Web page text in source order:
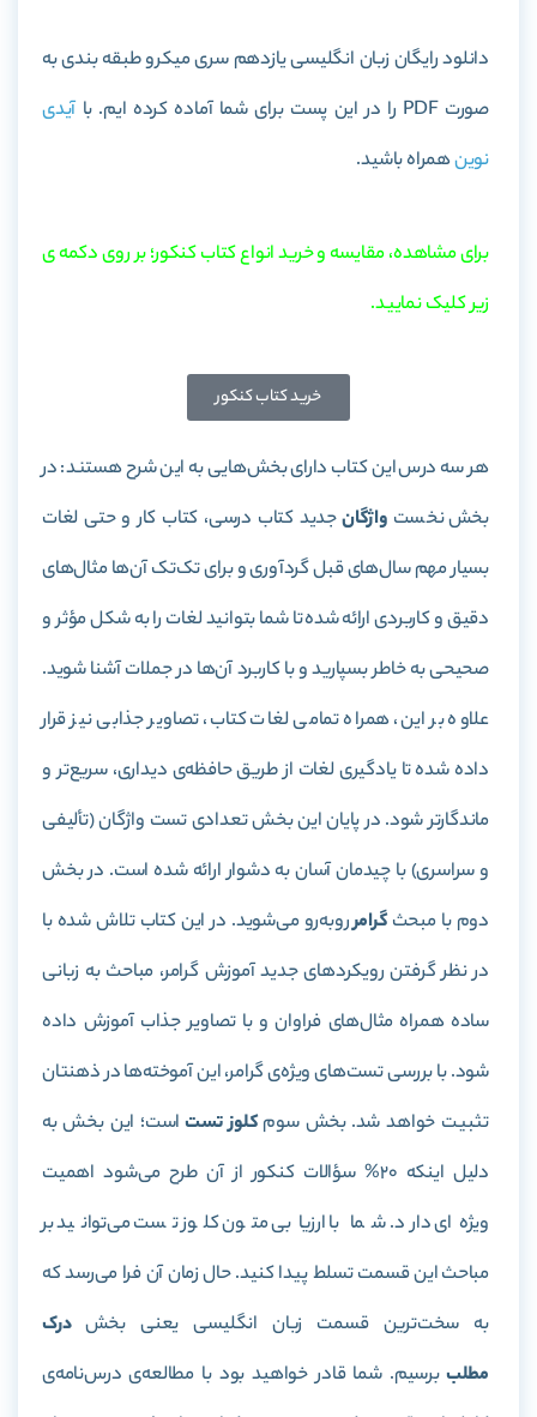
دانلود رایگان زبان انگلیسی یازدهم سری میکرو طبقه بندی به
صورت PDF را در این پست برای شما آماده کرده ایم. با
آیدی
نوینهمراه باشید.
برای مشاهده، مقایسه و خرید انواع کتاب کنکور؛ بر روی دکمه ی
زیر کلیک نمایید.
خرید کتاب کنکور
هر سه درس این کتاب دارای بخش‌هایی به این شرح هستند: در
بخش نخست واژگانجدید کتاب درسی، کتاب کار و حتی لغات
بسیار مهم سال‌های قبل گردآوری و برای تک‌تک آن‌ها مثال‌های
دقیق و کاربردی ارائه شده تا شما بتوانید لغات را به شکل مؤثر و
صحیحی به خاطر بسپارید و با کاربرد آن‌ها در جملات آشنا شوید.
علاوه بر این، همراه تمامی لغات کتاب، تصاویر جذابی نیز قرار
داده شده تا یادگیری لغات از طریق حافظه‌ی دیداری، سریع‌تر و
ماندگارتر شود. در پایان این بخش تعدادی تست واژگان (تألیفی
و سراسری) با چیدمان آسان به دشوار ارائه شده است. در بخش
دوم با مبحثگرامرروبه‌رو می‌شوید. در این کتاب تلاش شده با
در نظر گرفتن رویکرد‌های جدید آموزش گرامر، مباحث به زبانی
ساده همراه مثال‌های فراوان و با تصاویر جذاب آموزش داده
شود. با بررسی تست‌های ویژه‌ی گرامر، این آموخته‌ها در ذهنتان
تثبیت خواهد شد. بخش سومکلوز تست است؛ این بخش به
دلیل اینکه 20% سؤالات کنکور از آن طرح می‌شود اهمیت
ویژه‌ای دارد. شما با ارزیابی متون کلوز تست می‌توانید بر
مباحث این قسمت تسلط پیدا کنید. حال زمان آن فرا می‌رسد که
به سخت‌ترین قسمت زبان انگلیسی یعنی بخش درک
مطلب برسیم. شما قادر خواهید بود با مطالعه‌ی درس‌نامه‌ی